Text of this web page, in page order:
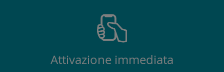
Attivazione immediata